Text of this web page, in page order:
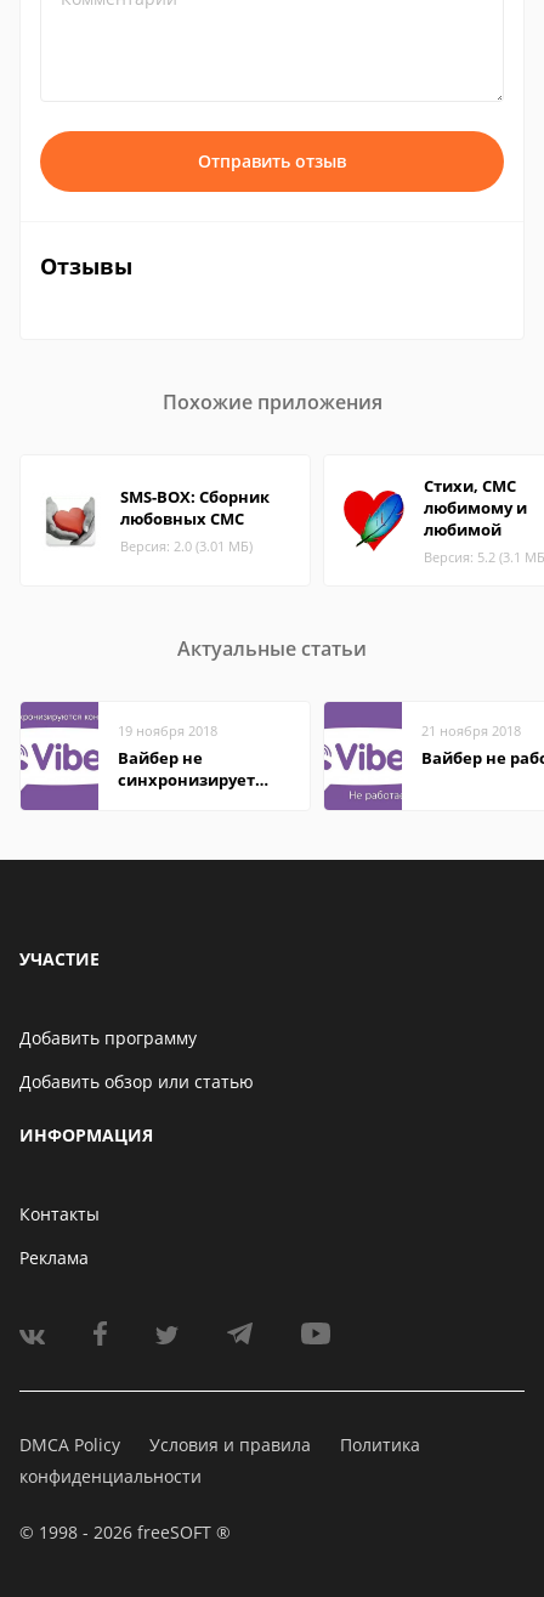
Отправить отзыв
Отзывы
Похожие приложения
SMS-BOX: Сборник
любовных СМС
Версия: 2.0 (3.01 МБ)
Стихи, СМС
любимому и
любимой
Версия: 5.2 (3.1
Актуальные статьи
19 ноября 2018
Вайбер не
синхронизирует
21 ноября 2018
Вайбер не
УЧАСТИЕ
Добавить программу
Добавить обзор или статью
ИНФОРМАЦИЯ
Контакты
Реклама
DMCA Policy Условия и правила
Политика
конфиденциальности
© 1998 - 2026 freeSOFT ®